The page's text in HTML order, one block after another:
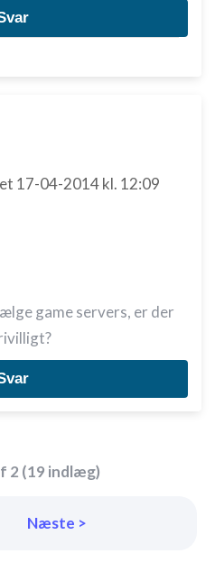
17-04-2014kl. 12:09
game servers, er der
2 (19 indlæg)
Næste >
statistikker eller
til at vælge